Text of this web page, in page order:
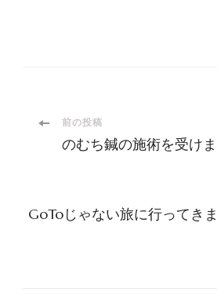
投
ナ
前の投稿
のむち鍼の施術を受け
GoToじゃない旅に行ってき